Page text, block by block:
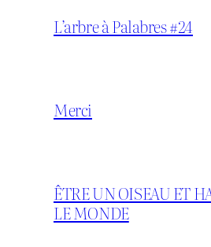
L’arbre à Palabres #24
Merci
ÊTRE UN OISEAU ET
LE MONDE